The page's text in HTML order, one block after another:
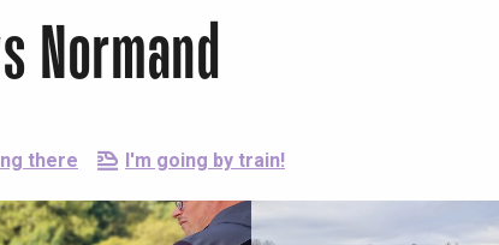
Normand
there I'm going by train!